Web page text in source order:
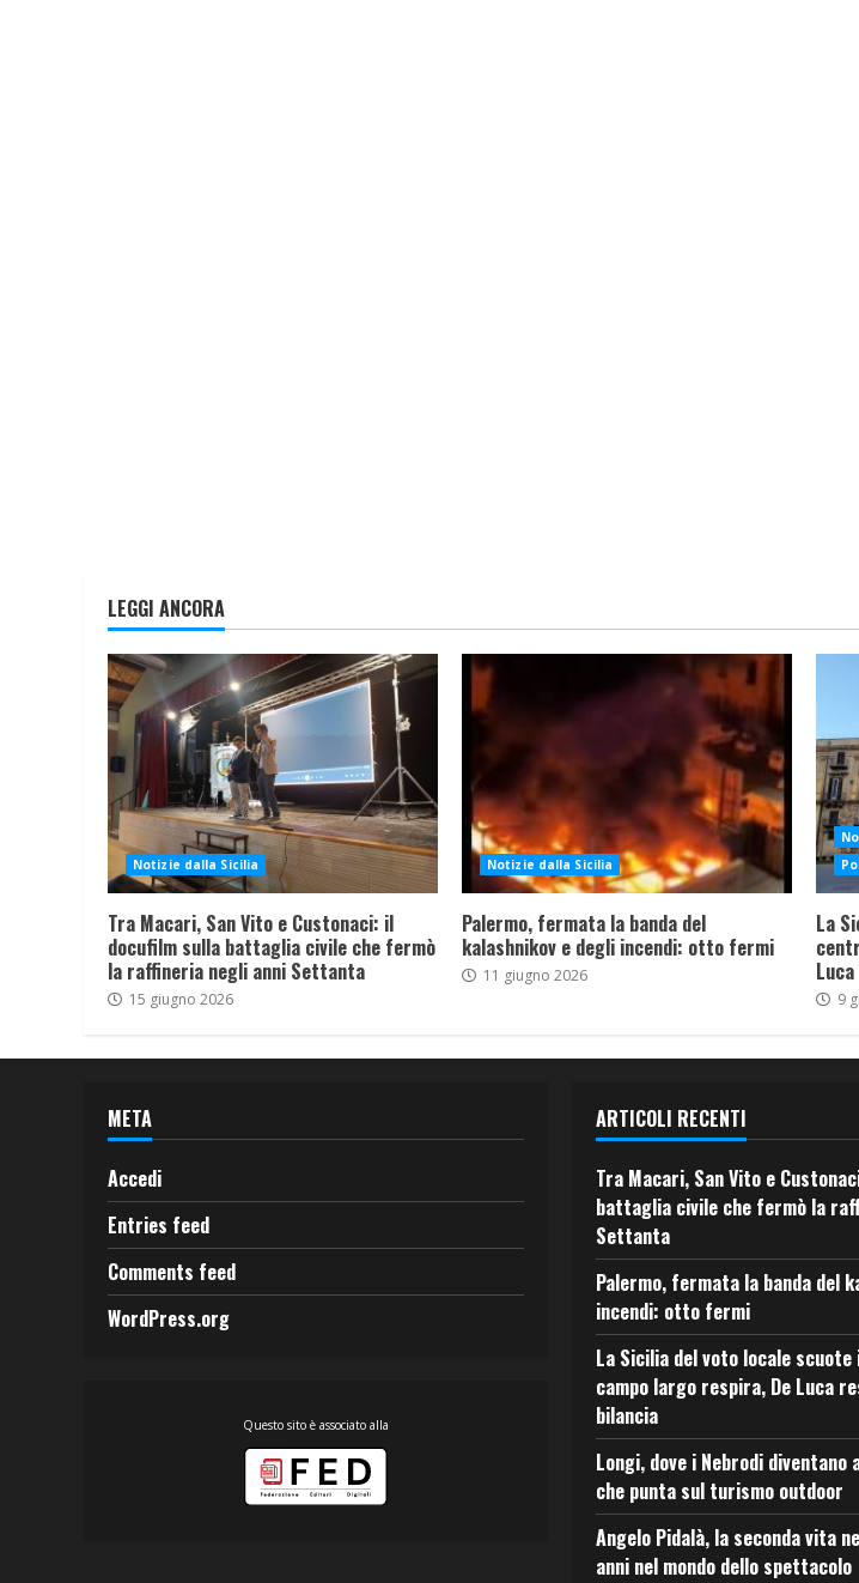
LEGGI ANCORA
Notizie dalla Sicilia
Tra Macari, San Vito e Custonaci: il
docufilm sulla battaglia civile che fermò
la raffineria negli anni Settanta
15 giugno 2026
Notizie dalla Sicilia
Palermo, fermata la banda del
kalashnikov e degli incendi: otto fermi
11 giugno 2026
La
9
META
Accedi
Entries feed
Comments feed
WordPress.org
Questo sito è associato alla
ARTICOLI RECENTI
Tra Macari, San Vito e
battaglia civile che fermò la
Settanta
Palermo, fermata la banda del
incendi: otto fermi
La Sicilia del voto locale
campo largo respira, De Luca
bilancia
Longi, dove i Nebrodi
che punta sul turismo outdoor
Angelo Pidalà, la seconda vita
anni nel mondo dello spettacolo